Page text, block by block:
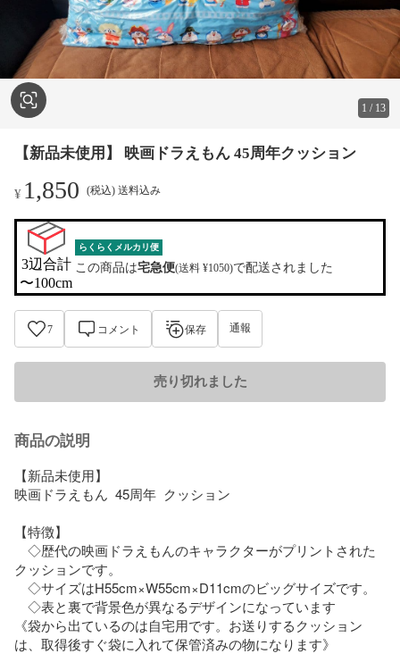
1 / 13
【新品未使用】 映画ドラえもん 45周年クッション
¥ 1,850 (税込) 送料込み
3辺合計
〜100cm
らくらくメルカリ便
この商品は宅急便(送料 ¥1050)で配送されました
7 コメント 保存 通報
売り切れました
商品の説明
【新品未使用】
映画ドラえもん  45周年  クッション
【特徴】
◇歴代の映画ドラえもんのキャラクターがプリントされた
クッションです。﻿
◇サイズはH55cm×W55cm×D11cmのビッグサイズです。﻿
◇表と裏で背景色が異なるデザインになっています
《袋から出ているのは自宅用です。お送りするクッション
は、取得後すぐ袋に入れて保管済みの物になります》